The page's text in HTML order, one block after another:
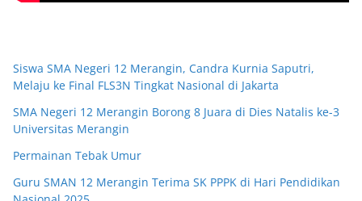
Siswa SMA Negeri 12 Merangin, Candra Kurnia Saputri,
Melaju ke Final FLS3N Tingkat Nasional di Jakarta
SMA Negeri 12 Merangin Borong 8 Juara di Dies Natalis ke-3
Universitas Merangin
Permainan Tebak Umur
Guru SMAN 12 Merangin Terima SK PPPK di Hari Pendidikan